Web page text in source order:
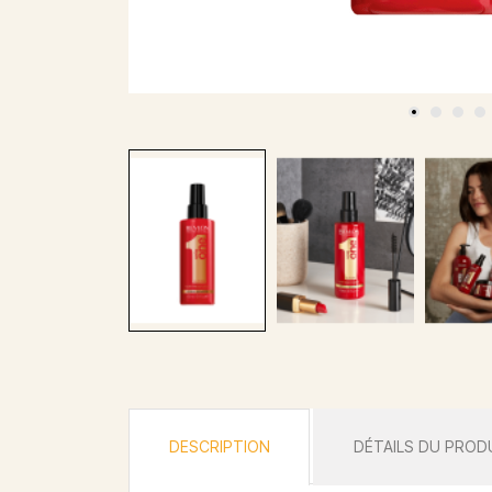
DESCRIPTION DÉTAILS DU